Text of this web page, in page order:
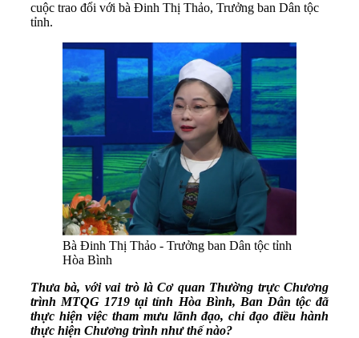
cuộc trao đổi với bà Đinh Thị Thảo, Trưởng ban Dân tộc
tỉnh.
Bà Đinh Thị Thảo - Trưởng ban Dân tộc tỉnh
Hòa Bình
Thưa bà, với vai trò là Cơ quan Thường trực Chương
trình MTQG 1719 tại tỉnh Hòa Bình, Ban Dân tộc đã
thực hiện việc tham mưu lãnh đạo, chỉ đạo điều hành
thực hiện Chương trình như thế nào?